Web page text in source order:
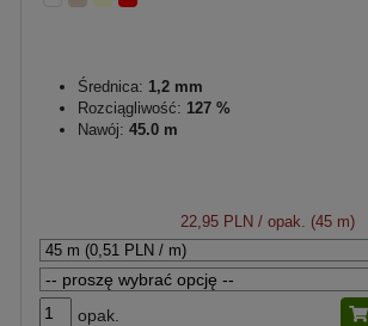
Średnica: 1,2 mm
Rozciągliwość: 127 %
Nawój: 45.0 m
22,95 PLN / opak. (45 m)
opak.